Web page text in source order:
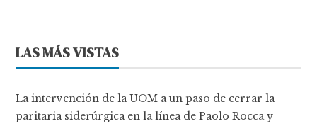
LAS MÁS VISTAS
La intervención de la UOM a un paso de cerrar la
paritaria siderúrgica en la línea de Paolo Rocca y